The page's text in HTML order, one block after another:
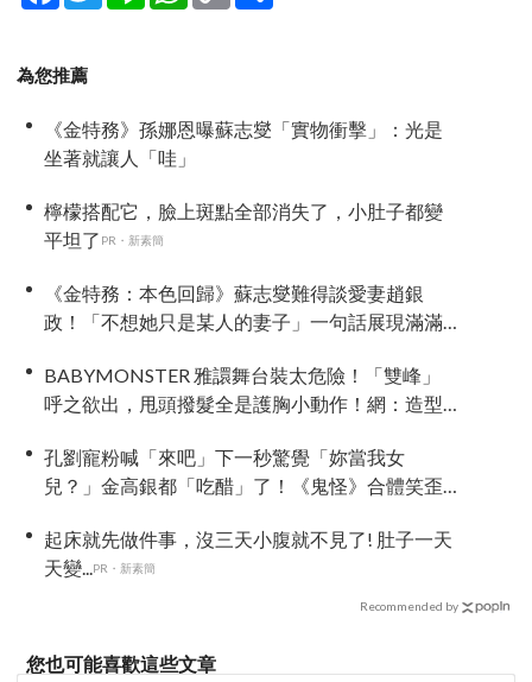
為您推薦
《金特務》孫娜恩曝蘇志燮「實物衝擊」：光是
坐著就讓人「哇」
檸檬搭配它，臉上斑點全部消失了，小肚子都變
平坦了 PR・新素簡
《金特務：本色回歸》蘇志燮難得談愛妻趙銀
政！「不想她只是某人的妻子」一句話展現滿滿
BABYMONSTER 雅譞舞台裝太危險！「雙峰」
呼之欲出，甩頭撥髮全是護胸小動作！網：造型
孔劉寵粉喊「來吧」下一秒驚覺「妳當我女
兒？」金高銀都「吃醋」了！《鬼怪》合體笑歪
起床就先做件事，沒三天小腹就不見了! 肚子一天
天變...PR・新素簡
Recommended by
您也可能喜歡這些文章